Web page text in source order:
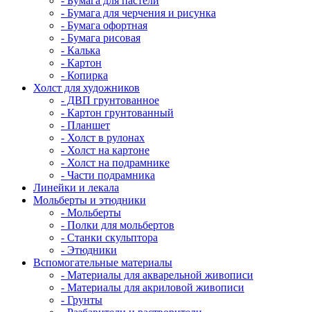
- Бумага для черчения и рисунка
- Бумага офортная
- Бумага рисовая
- Калька
- Картон
- Копирка
Холст для художников
- ДВП грунтованное
- Картон грунтованный
- Планшет
- Холст в рулонах
- Холст на картоне
- Холст на подрамнике
- Части подрамника
Линейки и лекала
Мольберты и этюдники
- Мольберты
- Полки для мольбертов
- Станки скульптора
- Этюдники
Вспомогательные материалы
- Материалы для акварельной живописи
- Материалы для акриловой живописи
- Грунты